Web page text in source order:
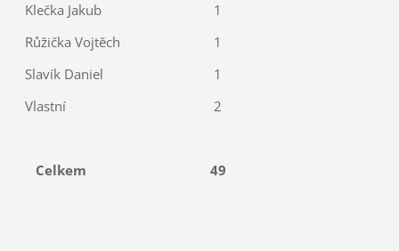
Klečka Jakub
1
Růžička Vojtěch
1
Slavík Daniel
1
Vlastní
2
Celkem 49